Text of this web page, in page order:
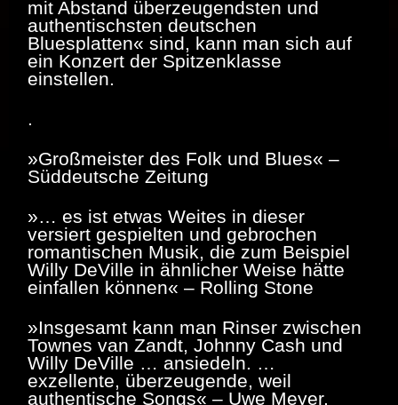
mit Abstand überzeugendsten und
authentischsten deutschen
Bluesplatten« sind, kann man sich auf
ein Konzert der Spitzenklasse
einstellen.
.
»Großmeister des Folk und Blues« –
Süddeutsche Zeitung
»… es ist etwas Weites in dieser
versiert gespielten und gebrochen
romantischen Musik, die zum Beispiel
Willy DeVille in ähnlicher Weise hätte
einfallen können« – Rolling Stone
»Insgesamt kann man Rinser zwischen
Townes van Zandt, Johnny Cash und
Willy DeVille … ansiedeln. …
exzellente, überzeugende, weil
authentische Songs« – Uwe Meyer,